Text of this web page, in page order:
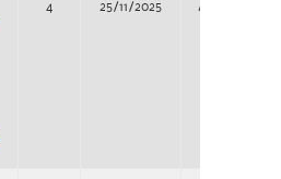
4 25/11/2025 Adjudicación